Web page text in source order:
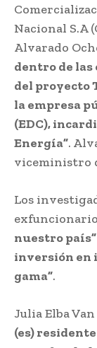
Nacional S.A
Alvarado
dentro de
del proyecto
la empresa
(EDC),
Energía”.
viceministro
Los
nuestro país”
inversión en
gama”.
Julia Elba
(es)